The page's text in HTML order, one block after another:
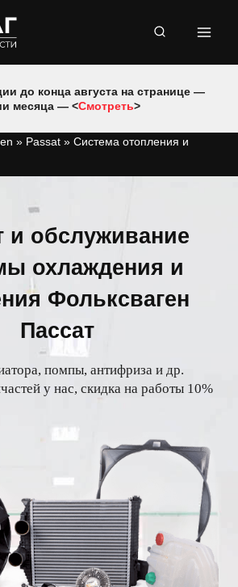
до конца августа на странице —
месяца — <Смотреть>
» Passat » Система отопления и
и обслуживание
охлаждения и
Фольксваген
Пассат
помпы, антифриза и др.
у нас, скидка на работы 10%